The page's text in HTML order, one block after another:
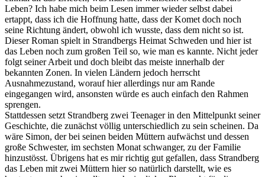
Leben? Ich habe mich beim Lesen immer wieder selbst dabei
ertappt, dass ich die Hoffnung hatte, dass der Komet doch noch
seine Richtung ändert, obwohl ich wusste, dass dem nicht so ist.
Dieser Roman spielt in Strandbergs Heimat Schweden und hier ist
das Leben noch zum großen Teil so, wie man es kannte. Nicht jeder
folgt seiner Arbeit und doch bleibt das meiste innerhalb der
bekannten Zonen. In vielen Ländern jedoch herrscht
Ausnahmezustand, worauf hier allerdings nur am Rande
eingegangen wird, ansonsten würde es auch einfach den Rahmen
sprengen.
Stattdessen setzt Strandberg zwei Teenager in den Mittelpunkt seiner
Geschichte, die zunächst völlig unterschiedlich zu sein scheinen. Da
wäre Simon, der bei seinen beiden Müttern aufwächst und dessen
große Schwester, im sechsten Monat schwanger, zu der Familie
hinzustösst. Übrigens hat es mir richtig gut gefallen, dass Strandberg
das Leben mit zwei Müttern hier so natürlich darstellt, wie es